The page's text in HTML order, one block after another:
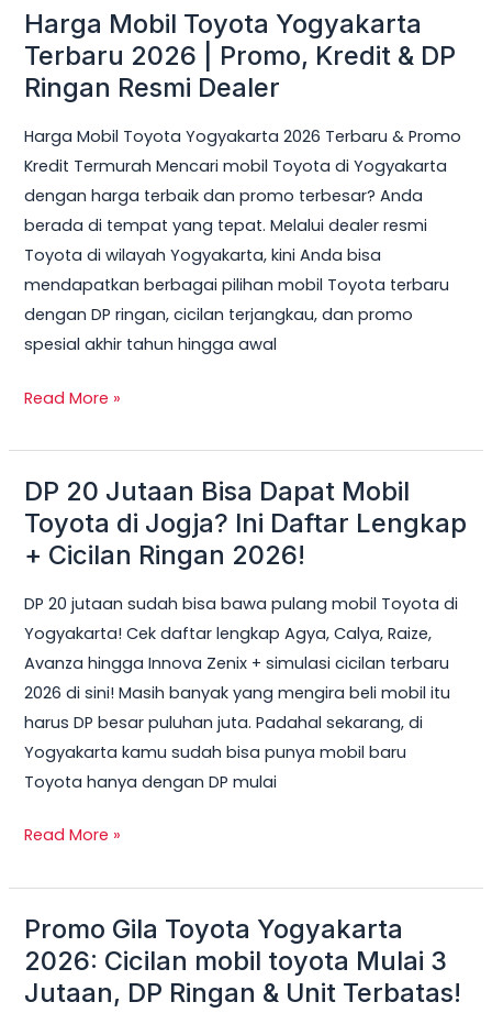
Harga Mobil Toyota Yogyakarta
Terbaru 2026 | Promo, Kredit & DP
Ringan Resmi Dealer
Harga Mobil Toyota Yogyakarta 2026 Terbaru & Promo
Kredit Termurah Mencari mobil Toyota di Yogyakarta
dengan harga terbaik dan promo terbesar? Anda
berada di tempat yang tepat. Melalui dealer resmi
Toyota di wilayah Yogyakarta, kini Anda bisa
mendapatkan berbagai pilihan mobil Toyota terbaru
dengan DP ringan, cicilan terjangkau, dan promo
spesial akhir tahun hingga awal
Harga
Mobil
Toyota
Terbaru
2026
|
Promo,
Kredit
&
DP
Ringan
Dealer
Read More »
DP 20 Jutaan Bisa Dapat Mobil
Toyota di Jogja? Ini Daftar Lengkap
+ Cicilan Ringan 2026!
DP 20 jutaan sudah bisa bawa pulang mobil Toyota di
Yogyakarta! Cek daftar lengkap Agya, Calya, Raize,
Avanza hingga Innova Zenix + simulasi cicilan terbaru
2026 di sini! Masih banyak yang mengira beli mobil itu
harus DP besar puluhan juta. Padahal sekarang, di
Yogyakarta kamu sudah bisa punya mobil baru
Toyota hanya dengan DP mulai
DP
20
Jutaan
Dapat
Mobil
Toyota
di
Jogja?
Ini
Daftar
+
2026!
Read More »
Promo Gila Toyota Yogyakarta
2026: Cicilan mobil toyota Mulai 3
Jutaan, DP Ringan & Unit Terbatas!
Promo
Gila
Toyota